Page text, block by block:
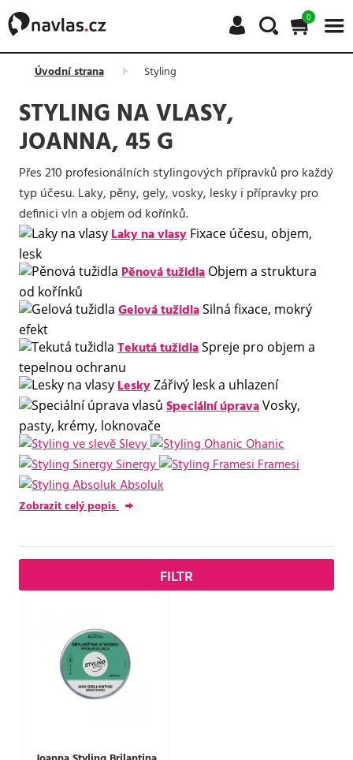
0
Úvodní strana Styling
STYLING NA VLASY,
JOANNA, 45 G
Přes 210 profesionálních stylingových přípravků pro každý
typ účesu. Laky, pěny, gely, vosky, lesky i přípravky pro
definici vln a objem od kořínků.
Laky na vlasy Fixace účesu, objem,
lesk
Pěnová tužidla Objem a struktura
od kořínků
Gelová tužidlaSilná fixace, mokrý
efekt
Tekutá tužidlaSpreje pro objem a
tepelnou ochranu
LeskyZářivý lesk a uhlazení
Speciální úpravaVosky,
pasty, krémy, loknovače
Slevy
Ohanic
Sinergy
Framesi
Absoluk
Zobrazit celý popis
FILTR